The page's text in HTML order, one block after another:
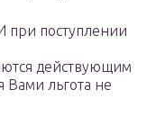
при поступлении
действующим
Вами льгота не